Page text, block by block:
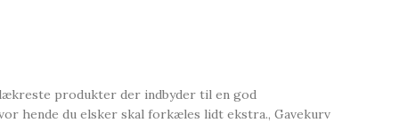
produkter der indbyder til en god
hende du elsker skal forkæles lidt ekstra., Gavekurv